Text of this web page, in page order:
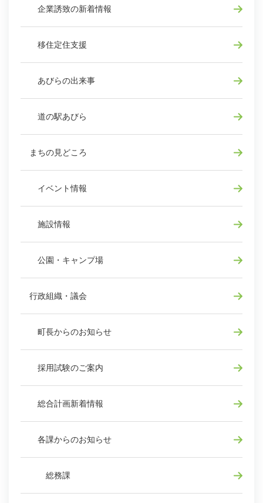
企業誘致の新着情報
移住定住支援
あびらの出来事
道の駅あびら
まちの見どころ
イベント情報
施設情報
公園・キャンプ場
行政組織・議会
町長からのお知らせ
採用試験のご案内
総合計画新着情報
各課からのお知らせ
総務課